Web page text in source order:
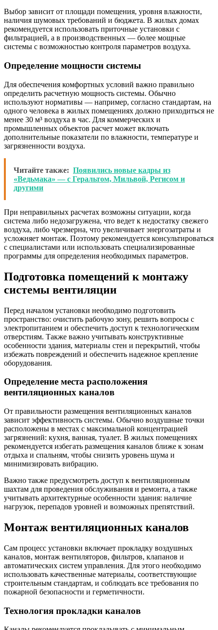
Выбор зависит от площади помещения, уровня влажности,
наличия шумовых требований и бюджета. В жилых домах
рекомендуется использовать приточные установки с
фильтрацией, а в производственных — более мощные
системы с возможностью контроля параметров воздуха.
Определение мощности системы
Для обеспечения комфортных условий важно правильно
определить расчетную мощность системы. Обычно
используют нормативы — например, согласно стандартам, на
одного человека в жилых помещениях должно приходиться не
менее 30 м³ воздуха в час. Для коммерческих и
промышленных объектов расчет может включать
дополнительные показатели по влажности, температуре и
загрязненности воздуха.
Читайте также: Появились новые кадры из
«Ведьмака» — с Геральтом, Мильвой, Регисом и
другими
При неправильных расчетах возможны ситуации, когда
система либо недозагружена, что ведет к недостатку свежего
воздуха, либо чрезмерна, что увеличивает энергозатраты и
усложняет монтаж. Поэтому рекомендуется консультироваться
с специалистами или использовать специализированные
программы для определения необходимых параметров.
Подготовка помещений к монтажу
системы вентиляции
Перед началом установки необходимо подготовить
пространство: очистить рабочую зону, решить вопросы с
электропитанием и обеспечить доступ к технологическим
отверстиям. Также важно учитывать конструктивные
особенности здания, материалы стен и перекрытий, чтобы
избежать повреждений и обеспечить надежное крепление
оборудования.
Определение места расположения
вентиляционных каналов
От правильности размещения вентиляционных каналов
зависит эффективность системы. Обычно воздушные точки
расположены в местах с максимальной концентрацией
загрязнений: кухня, ванная, туалет. В жилых помещениях
рекомендуется избегать размещения каналов ближе к зонам
отдыха и спальням, чтобы снизить уровень шума и
минимизировать вибрацию.
Важно также предусмотреть доступ к вентиляционным
шахтам для проведения обслуживания и ремонта, а также
учитывать архитектурные особенности здания: наличие
нагрузок, перепадов уровней и возможных препятствий.
Монтаж вентиляционных каналов
Сам процесс установки включает прокладку воздушных
каналов, монтаж вентиляторов, фильтров, клапанов и
автоматических систем управления. Для этого необходимо
использовать качественные материалы, соответствующие
строительным стандартам, и соблюдать все требования по
пожарной безопасности и герметичности.
Технология прокладки каналов